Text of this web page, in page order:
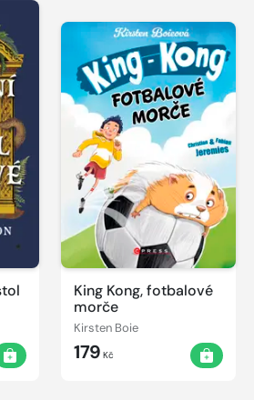
King Kong, fotbalové
morče
Kirsten Boie
179 Kč